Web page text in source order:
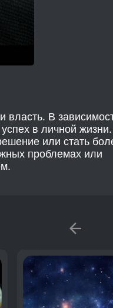
власть. В
в личной жизни.
или стать
проблемах или